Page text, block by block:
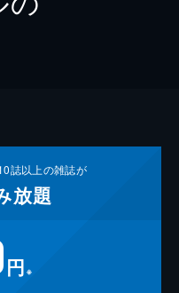
誌以上の雑誌が
放題
円 ※